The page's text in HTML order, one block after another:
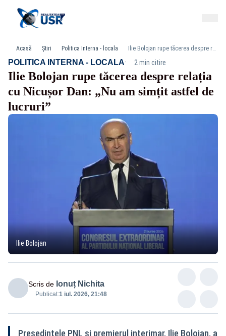
Acasă Știri Politica Interna - locala Ilie Bolojan rupe tăcerea despre relația cu Nicușor Dan: „Nu am simțit astfel de lucruri”
POLITICA INTERNA - LOCALA· 2 min citire
Ilie Bolojan rupe tăcerea despre relația
cu Nicușor Dan: „Nu am simțit astfel de
lucruri”
Ilie Bolojan
Scris de Ionuț Nichita
Publicat:1 iul. 2026, 21:48
Președintele PNL și premierul interimar, Ilie Bolojan, a